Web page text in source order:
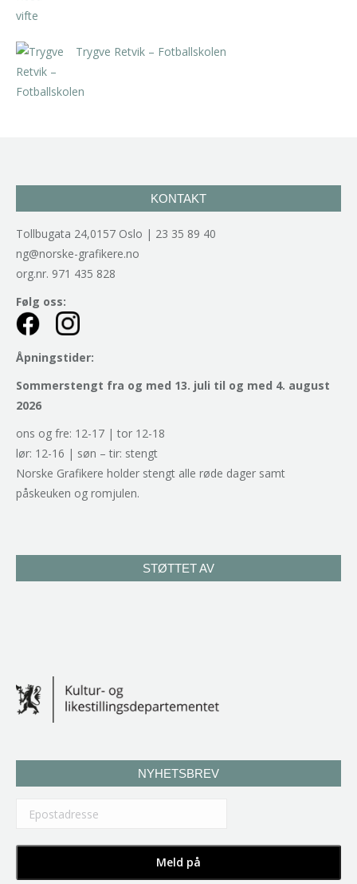
Trygve Retvik – Fotballskolen
KONTAKT
Tollbugata 24,0157 Oslo | 23 35 89 40
ng@norske-grafikere.no
org.nr. 971 435 828
Følg oss:
Åpningstider:
Sommerstengt fra og med 13. juli til og med 4. august
2026
ons og fre: 12-17 | tor 12-18
lør: 12-16 | søn – tir: stengt
Norske Grafikere holder stengt alle røde dager samt
påskeuken og romjulen.
STØTTET AV
NYHETSBREV